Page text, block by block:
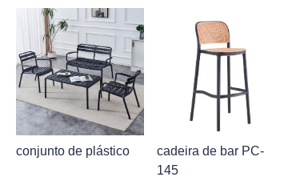
conjunto de plástico
cadeira de bar PC-
145